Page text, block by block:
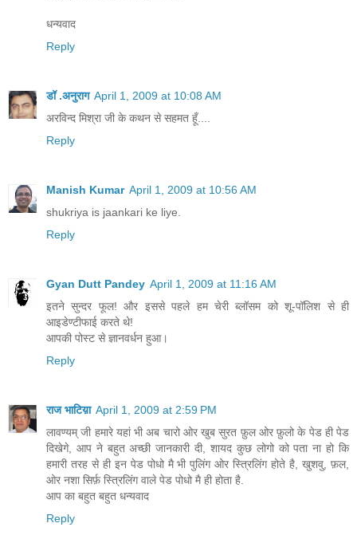
धन्यवाद
Reply
डॉ .अनुराग April 1, 2009 at 10:08 AM
अरविन्द मिश्रा जी के कथन से सहमत हूँ....
Reply
Manish Kumar April 1, 2009 at 10:56 AM
shukriya is jaankari ke liye.
Reply
Gyan Dutt Pandey April 1, 2009 at 11:16 AM
इतने सुन्दर फूल! और इससे पहले हम चेरी ब्लॉसम को शू-पॉलिश से ही
आइडेण्टीफाई करते थे!
आपकी पोस्ट से ज्ञानवर्धन हुआ।
Reply
राज भाटिय़ा April 1, 2009 at 2:59 PM
लावण्यम् जी हमारे यहां भी अब चारो ओर खुब सुरत फ़ुल ओर फ़ुलो के पेड ही पेड
दिखेगे, आप ने बहुत अच्छी जानकारी दी, शायद कुछ लोगो को पता ना हो कि
हमारी तरह से ही इन पेड पोधो मै भी पुलिंग ओर स्त्रिलिंग होते है, खुशवु, फ़ल,
ओर नशा सिर्फ़ स्त्रिलिंग वाले पेड पोधो मै ही होता है.
आप का बहुत बहुत धन्यवाद
Reply